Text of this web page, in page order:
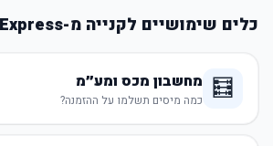
כלים שימושיים לקנייה מ-AliExpress
🧮 מחשבון מכס ומע״מ
כמה מיסים תשלמו על ההזמנה?